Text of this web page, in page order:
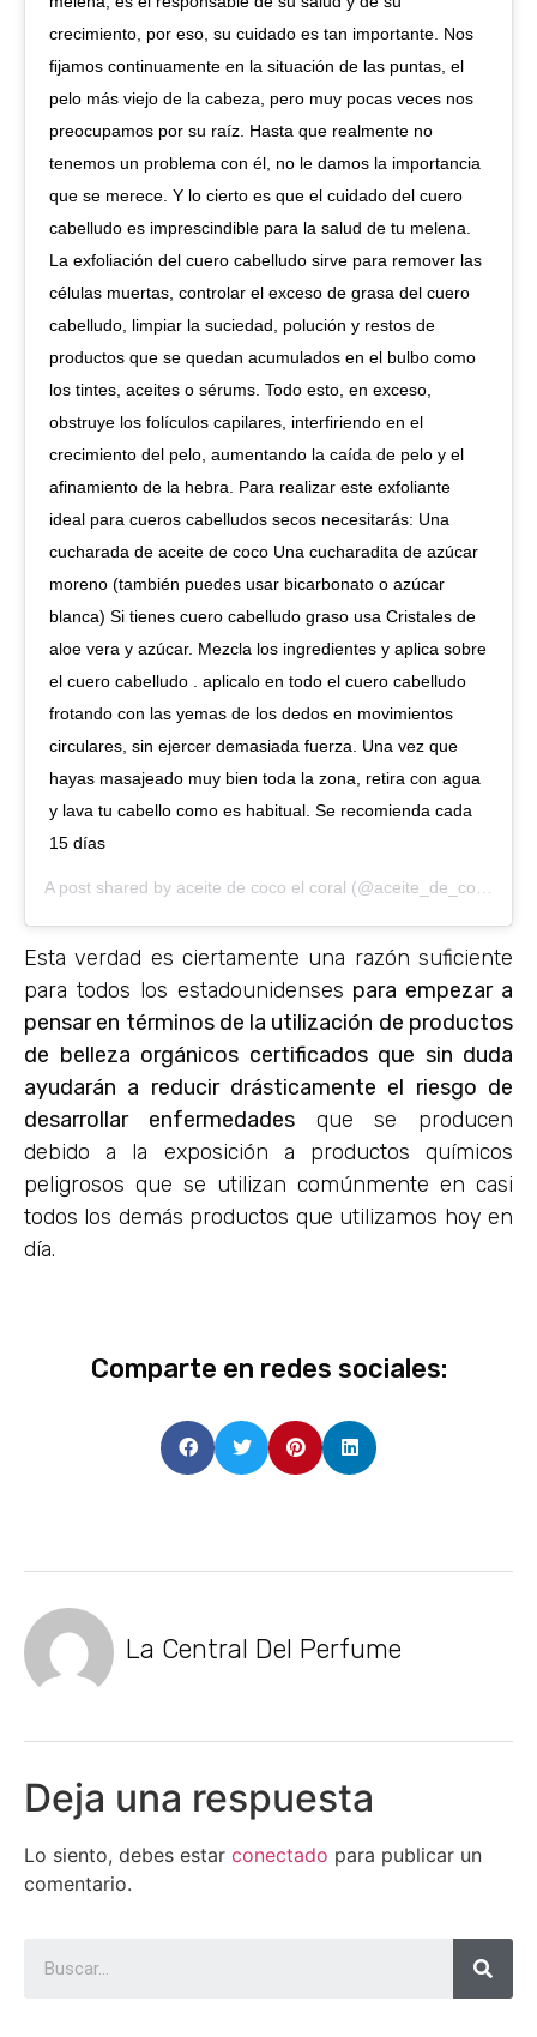
crecimiento, por eso, su cuidado es tan importante. Nos
ﬁjamos continuamente en la situación de las puntas, el
pelo más viejo de la cabeza, pero muy pocas veces nos
preocupamos por su raíz. Hasta que realmente no
tenemos un problema con él, no le damos la importancia
que se merece. Y lo cierto es que el cuidado del cuero
cabelludo es imprescindible para la salud de tu melena.
La exfoliación del cuero cabelludo sirve para remover las
células muertas, controlar el exceso de grasa del cuero
cabelludo, limpiar la suciedad, polución y restos de
productos que se quedan acumulados en el bulbo como
los tintes, aceites o sérums. Todo esto, en exceso,
obstruye los folículos capilares, interfiriendo en el
crecimiento del pelo, aumentando la caída de pelo y el
afinamiento de la hebra. Para realizar este exfoliante
ideal para cueros cabelludos secos necesitarás: Una
cucharada de aceite de coco Una cucharadita de azúcar
moreno (también puedes usar bicarbonato o azúcar
blanca) Si tienes cuero cabelludo graso usa Cristales de
aloe vera y azúcar. Mezcla los ingredientes y aplica sobre
el cuero cabelludo . aplicalo en todo el cuero cabelludo
frotando con las yemas de los dedos en movimientos
circulares, sin ejercer demasiada fuerza. Una vez que
hayas masajeado muy bien toda la zona, retira con agua
y lava tu cabello como es habitual. Se recomienda cada
15 días
A post shared by aceite de coco el coral (@aceite_de_coco) on
Esta verdad es ciertamente una razón suficiente
para todos los estadounidenses para empezar a
pensar en términos de la utilización de productos
de belleza orgánicos certificados que sin duda
ayudarán a reducir drásticamente el riesgo de
desarrollar enfermedadesque se producen
debido a la exposición a productos químicos
peligrosos que se utilizan comúnmente en casi
todos los demás productos que utilizamos hoy en
día.
Comparte en redes sociales:
La Central Del Perfume
Deja una respuesta
Lo siento, debes estar conectado para publicar un
comentario.